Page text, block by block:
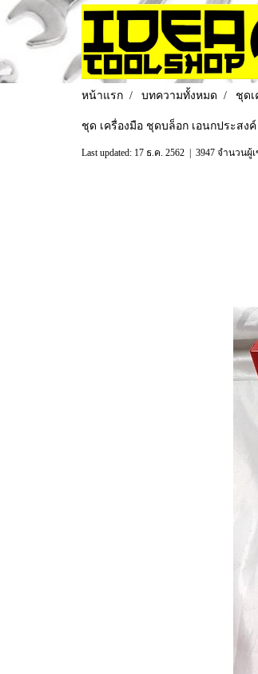
หน้าแรก บทความทั้งหมด ชุดเ
ชุด เครื่องมือ ชุดบล็อก เอนกประสง
Last updated: 17 ธ.ค. 2562 3947 จำนวนผู้